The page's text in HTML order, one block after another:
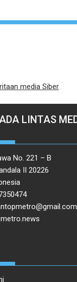
media Siber
LINTAS
No. 221 – B
II 20226